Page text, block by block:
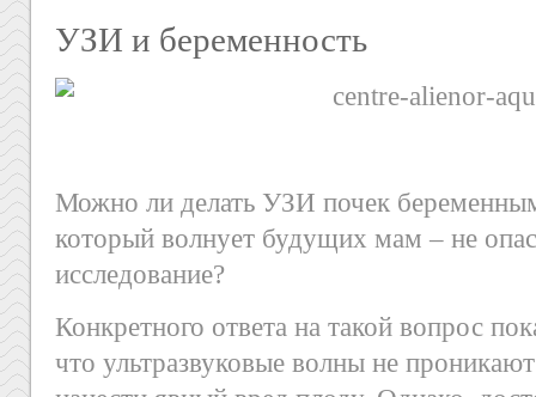
УЗИ и беременность
Можно ли делать УЗИ почек
который волнует будущих мам – не
исследование?
Конкретного ответа на такой вопрос
что ультразвуковые волны не